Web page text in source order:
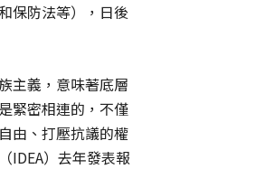
保防法等），日後
主義，意味著底層
緊密相連的，不僅
由、打壓抗議的權
IDEA）去年發表報